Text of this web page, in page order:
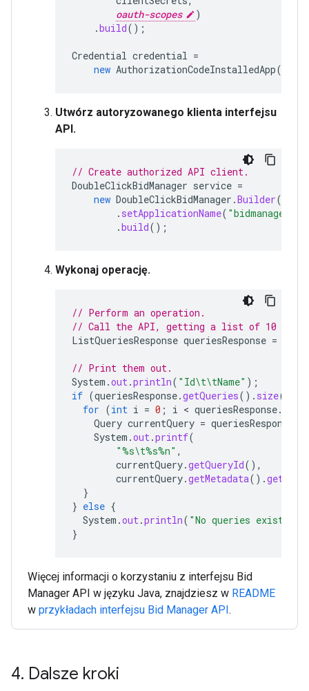
oauth-scopes
)
.build();
Credential credential =
new AuthorizationCodeInstalledApp(
Utwórz autoryzowanego klienta interfejsu
API.
// Create authorized API client.
DoubleClickBidManager service =
new DoubleClickBidManager .Builder(
. setApplicationName( "bidmanager-
.build();
Wykonaj operację.
// Perform an operation.
// Call the API, getting a list of 10
ListQueriesResponse queriesResponse =
// Print them out.
System .out.println( "Id\t\tName" );
if (queriesResponse.getQueries(). size()
for (int i = 0 ; i < queriesResponse.
Query currentQuery = queriesResponse
System .out.printf(
"%s\t%s%n" ,
currentQuery.getQueryId(),
currentQuery.getMetadata().
}
} else {
System .out.println( "No queries exist."
}
Więcej informacji o korzystaniu z interfejsu Bid
Manager API w języku Java, znajdziesz w README
w przykładach interfejsu Bid Manager API.
4. Dalsze kroki